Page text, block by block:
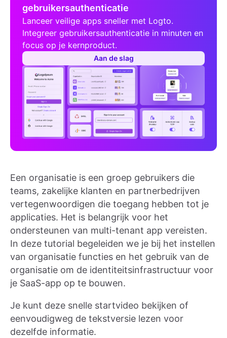
gebruikersauthenticatie
Lanceer veilige apps sneller met Logto.
Integreer gebruikersauthenticatie in minuten en
focus op je kernproduct.
Aan de slag
Een organisatie is een groep gebruikers die
teams, zakelijke klanten en partnerbedrijven
vertegenwoordigen die toegang hebben tot je
applicaties. Het is belangrijk voor het
ondersteunen van multi-tenant app vereisten.
In deze tutorial begeleiden we je bij het instellen
van organisatie functies en het gebruik van de
organisatie om de identiteitsinfrastructuur voor
je SaaS-app op te bouwen.
Je kunt deze snelle startvideo bekijken of
eenvoudigweg de tekstversie lezen voor
dezelfde informatie.